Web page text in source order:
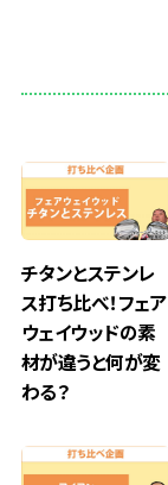
チタンとステンレ
ス打ち比べ！フェア
ウェイウッドの素
材が違うと何が変
わる？